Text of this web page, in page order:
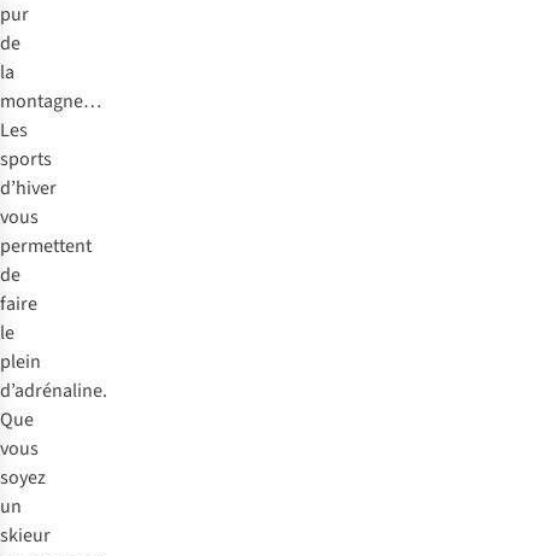
pur
de
la
montagne…
Les
sports
d’hiver
vous
permettent
de
faire
le
plein
d’adrénaline.
Que
vous
soyez
un
skieur